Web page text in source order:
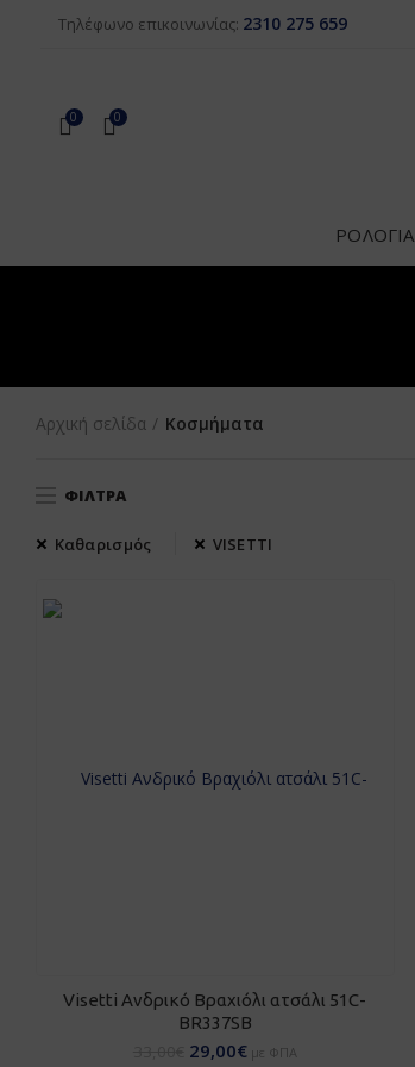
Τηλέφωνο επικοινωνίας: 2310 275 659
0 0
ΡΟΛΌΓΙΑ
Αρχική σελίδα Κοσμήματα
ΦΊΛΤΡΑ
Καθαρισμός VISETTI
ΠΡΟΣΘΉΚΗ ΣΤΟ ΚΑΛΆΘΙ
Visetti Ανδρικό Βραχιόλι ατσάλι 51C-
BR337SB
29,00€με ΦΠΑ